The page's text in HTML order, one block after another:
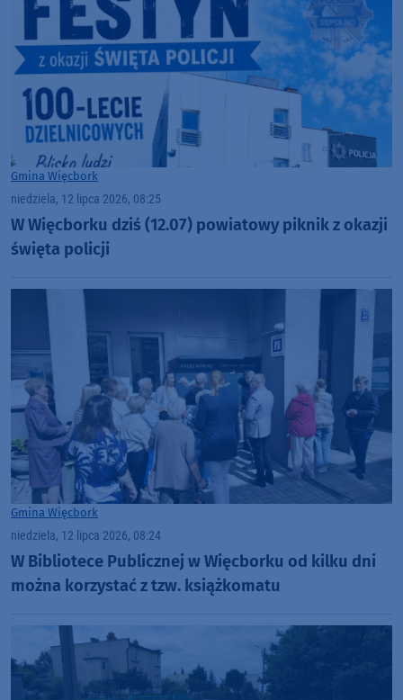
Gmina Więcbork
niedziela, 12 lipca 2026, 08:25
W Więcborku dziś (12.07) powiatowy piknik z okazji
święta policji
Gmina Więcbork
niedziela, 12 lipca 2026, 08:24
W Bibliotece Publicznej w Więcborku od kilku dni
można korzystać z tzw. książkomatu